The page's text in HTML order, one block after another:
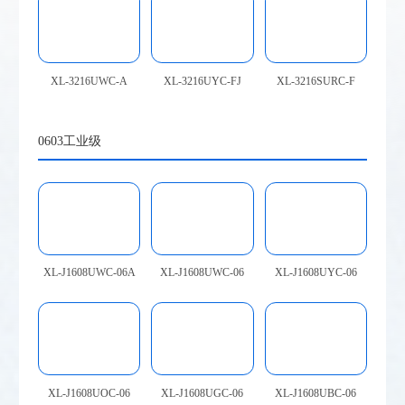
XL-3216UWC-A XL-3216UYC-FJ XL-3216SURC-F
0603工业级
XL-J1608UWC-06A XL-J1608UWC-06 XL-J1608UYC-06
XL-J1608UOC-06 XL-J1608UGC-06 XL-J1608UBC-06